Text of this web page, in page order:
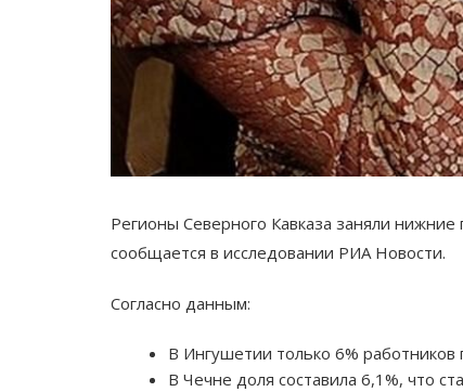
Регионы Северного Кавказа заняли
сообщается в исследовании РИА Новости.
Согласно данным:
В Ингушетии только 6%
В Чечне доля составила 6,1%, что